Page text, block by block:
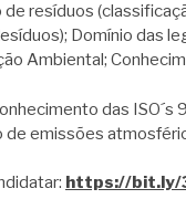
resíduos
Domínio das
Ambiental;
das
emissões
https://bit.ly/